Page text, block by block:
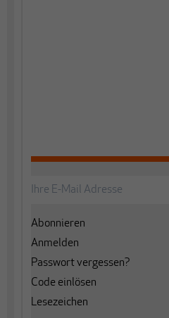
Abonnieren
Anmelden
Passwort vergessen?
Code einlösen
Lesezeichen